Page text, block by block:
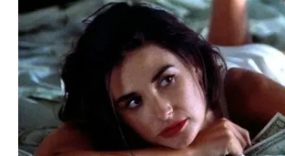
Disney Princesses: Which Live-
You Prefer?